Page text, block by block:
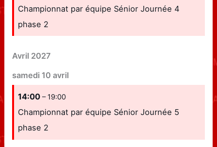
Championnat par équipe Sénior Journée 4
phase 2
Avril 2027
samedi 10 avril
14:00– 19:00
Championnat par équipe Sénior Journée 5
phase 2